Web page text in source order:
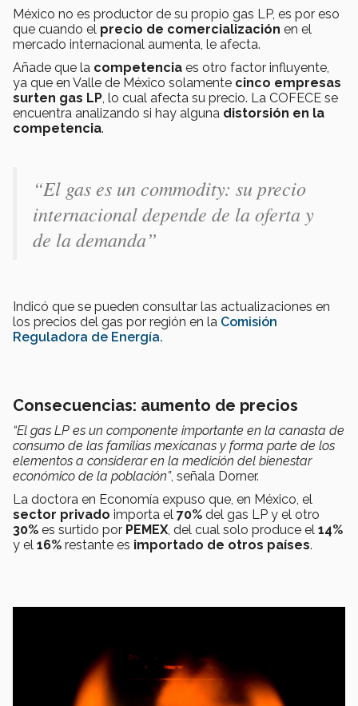
México no es productor de su propio gas LP, es por eso
que cuando el precio de comercialización en el
mercado internacional aumenta, le afecta.
Añade que la competencia es otro factor influyente,
ya que en Valle de México solamente cinco empresas
surten gas LP, lo cual afecta su precio. La COFECE se
encuentra analizando si hay alguna distorsión en la
competencia.
“El gas es un commodity: su precio
internacional depende de la oferta y
de la demanda”
Indicó que se pueden consultar las actualizaciones en
los precios del gas por región en la Comisión
Reguladora de Energía.
Consecuencias: aumento de precios
“El gas LP es un componente importante en la canasta de
consumo de las familias mexicanas y forma parte de los
elementos a considerar en la medición del bienestar
económico de la población”, señala Dorner.
La doctora en Economía expuso que, en México, el
sector privado importa el 70% del gas LP y el otro
30% es surtido por PEMEX, del cual solo produce el 14%
y el 16% restante es importado de otros países.